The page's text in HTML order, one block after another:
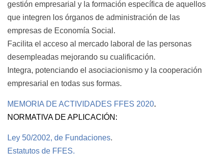
gestión empresarial y la formación específica de aquellos
que integren los órganos de administración de las
empresas de Economía Social.
Facilita el acceso al mercado laboral de las personas
desempleadas mejorando su cualificación.
Integra, potenciando el asociacionismo y la cooperación
empresarial en todas sus formas.
MEMORIA DE ACTIVIDADES FFES 2020.
NORMATIVA DE APLICACIÓN:
Ley 50/2002, de Fundaciones.
Estatutos de FFES.